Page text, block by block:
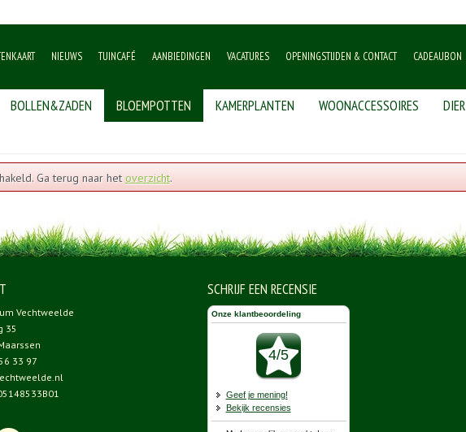
NIEUWS TUINCAFÉ AANBIEDINGEN VACATURES OPENINGSTIJDEN & CONTACT CADEAUBON
BOLLEN&ZADEN BLOEMPOTTEN KAMERPLANTEN WOONACCESSOIRES DIER
Ga terug naar hetoverzicht.
Vechtweelde
35
33 97
SCHRIJF EEN RECENSIE